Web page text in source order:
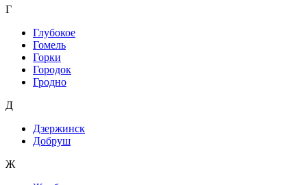
Г
Глубокое
Гомель
Горки
Городок
Гродно
Д
Дзержинск
Добруш
Ж